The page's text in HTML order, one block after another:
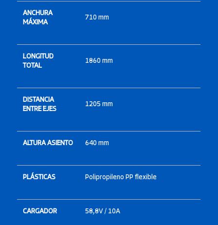
ANCHURA
MÁXIMA
710 mm
LONGITUD
TOTAL
1860 mm
DISTANCIA
ENTRE EJES
1205 mm
ALTURA ASIENTO 640 mm
PLÁSTICAS Polipropileno PP flexible
CARGADOR 58,8V / 10A